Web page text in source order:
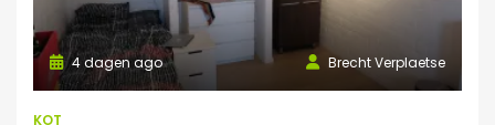
Brecht Verplaetse
4 dagen ago
KOT